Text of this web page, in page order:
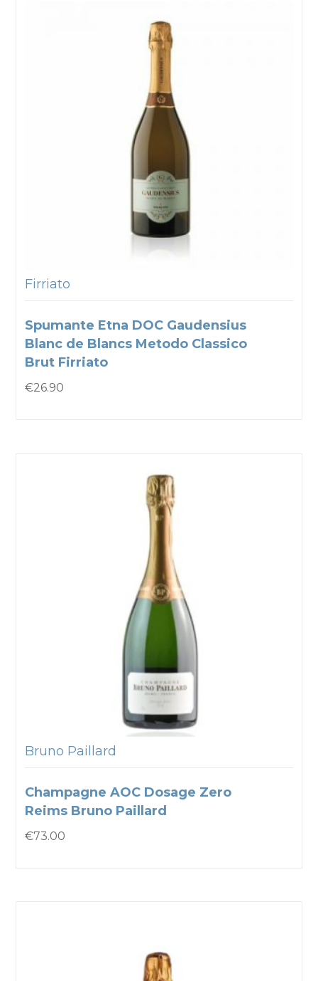
Firriato
Spumante Etna DOC Gaudensius
Blanc de Blancs Metodo Classico
Brut Firriato
€26.90
Bruno Paillard
Champagne AOC Dosage Zero
Reims Bruno Paillard
€73.00